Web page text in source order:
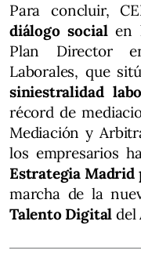
Para concluir,
diálogo socialen
Plan Director
Laborales, que
siniestralidad
récord de
Mediación y
los empresarios
Estrategia Madrid
marcha de la
Talento Digital del